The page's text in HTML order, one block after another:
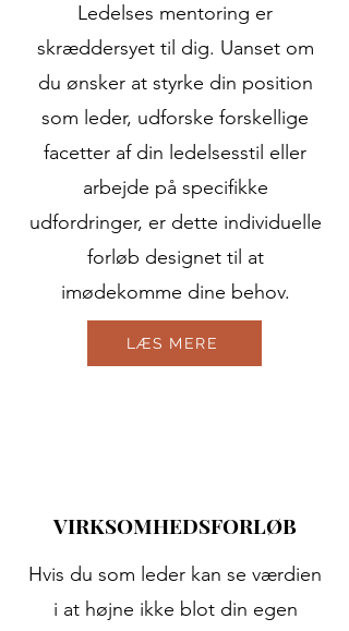
Ledelses mentoring er
skræddersyet til dig. Uanset om
du ønsker at styrke din position
som leder, udforske forskellige
facetter af din ledelsesstil eller
arbejde på specifikke
udfordringer, er dette individuelle
forløb designet til at
imødekomme dine behov.
LÆS MERE
VIRKSOMHEDSFORLØB
Hvis du som leder kan se værdien
i at højne ikke blot din egen